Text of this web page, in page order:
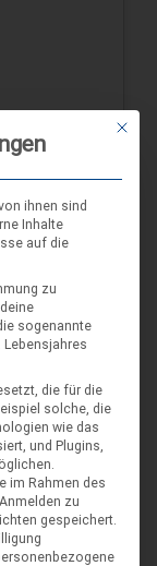
Mit
ihnen sind
Inhalte
auf die
zu
sogenannte
die für die
solche, die
wie das
und Plugins,
im Rahmen des
zu
gespeichert.